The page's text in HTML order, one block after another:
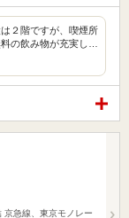
２階ですが、喫煙所
の飲み物が充実し…
京急線、東京モノレー